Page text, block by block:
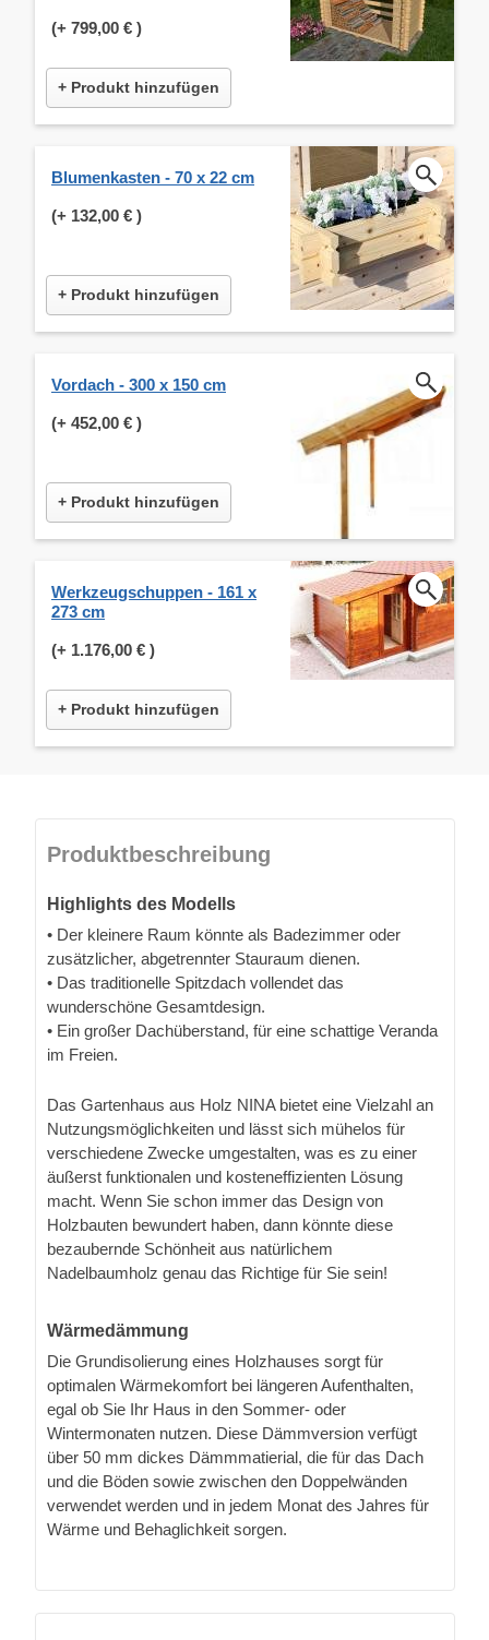
(+ 799,00 € )
+ Produkt hinzufügen
Blumenkasten - 70 x 22 cm
(+ 132,00 € )
+ Produkt hinzufügen
Vordach - 300 x 150 cm
(+ 452,00 € )
+ Produkt hinzufügen
Werkzeugschuppen - 161 x
273 cm
(+ 1.176,00 € )
+ Produkt hinzufügen
Produktbeschreibung
Highlights des Modells
• Der kleinere Raum könnte als Badezimmer oder
zusätzlicher, abgetrennter Stauraum dienen.
• Das traditionelle Spitzdach vollendet das
wunderschöne Gesamtdesign.
• Ein großer Dachüberstand, für eine schattige Veranda
im Freien.
Das Gartenhaus aus Holz NINA bietet eine Vielzahl an
Nutzungsmöglichkeiten und lässt sich mühelos für
verschiedene Zwecke umgestalten, was es zu einer
äußerst funktionalen und kosteneffizienten Lösung
macht. Wenn Sie schon immer das Design von
Holzbauten bewundert haben, dann könnte diese
bezaubernde Schönheit aus natürlichem
Nadelbaumholz genau das Richtige für Sie sein!
Wärmedämmung
Die Grundisolierung eines Holzhauses sorgt für
optimalen Wärmekomfort bei längeren Aufenthalten,
egal ob Sie Ihr Haus in den Sommer- oder
Wintermonaten nutzen. Diese Dämmversion verfügt
über 50 mm dickes Dämmmatierial, die für das Dach
und die Böden sowie zwischen den Doppelwänden
verwendet werden und in jedem Monat des Jahres für
Wärme und Behaglichkeit sorgen.